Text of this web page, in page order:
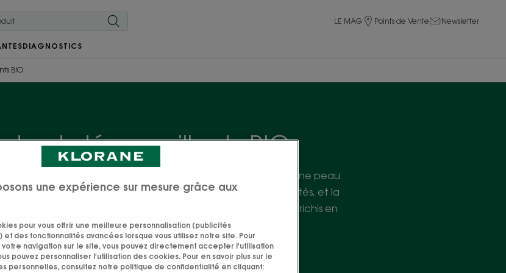
LE MAG Points de Vente Newsletter
DIAGNOSTICS
BIO
et démaquillants BIO
du visage sont les étapes clés d'une routine beauté pour une peau
pour débarrasser la peau du maquillage et des impuretés, et la
des démaquillants et nettoyants du visage BIO, ou enrichis en
actifs d'origine naturelle.
une expérience sur mesure grâce aux
pour vous offrir une meilleure personnalisation (publicités
et des fonctionnalités avancées lorsque vous utilisez notre site. Pour
navigation sur le site, vous pouvez directement accepter l'utilisation
pouvez personnaliser l'utilisation des cookies. Pour en savoir plus sur le
personnelles, consultez notre politique de confidentialité en cliquant: